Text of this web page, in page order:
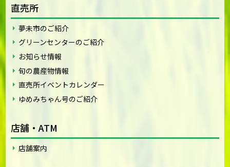
直売所
夢未市のご紹介
グリーンセンターのご紹介
お知らせ情報
旬の農産物情報
直売所イベントカレンダー
ゆめみちゃん号のご紹介
店舗・ATM
店舗案内